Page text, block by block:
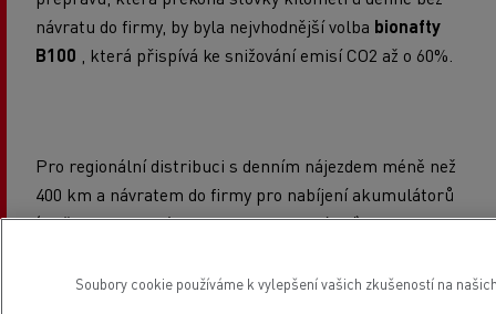
návratu do firmy, by byla nejvhodnější volba bionafty
B100 , která přispívá ke snižování emisí CO2 až o 60%.
Pro regionální distribuci s denním nájezdem méně než
400 km a návratem do firmy pro nabíjení akumulátorů
(6 až 12 hodin v závislosti na typu nabíjení) je volba
tímto typem pohonu jsou vhodná zejména pro noční
Soubory cookie používáme k vylepšení vašich zkušeností na